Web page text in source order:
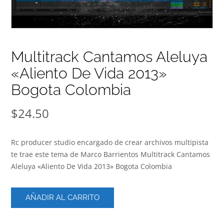
Multitrack Cantamos Aleluya
«Aliento De Vida 2013»
Bogota Colombia
$24.50
Rc producer studio encargado de crear archivos multipista
te trae este tema de Marco Barrientos Multitrack Cantamos
Aleluya «Aliento De Vida 2013» Bogota Colombia
Multitrack
Cantamos
AÑADIR AL CARRITO